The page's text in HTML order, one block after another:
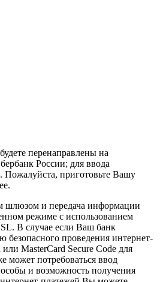
перенаправлены на
России; для ввода
Пожалуйста, приготовьте Вашу
шлюзом и передача информации
режиме с использованием
В случае если Ваш банк
безопасного проведения интернет-
MasterCard Secure Code для
может потребоваться ввод
и возможность получения